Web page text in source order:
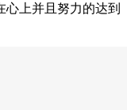
上并且努力的达到